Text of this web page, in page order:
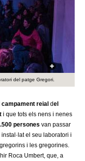
del patge Gregori.
campament reial del
i que tots els nens i nenes
persones van passar
el seu laboratori i
i les gregorines.
Roca Umbert, que, a